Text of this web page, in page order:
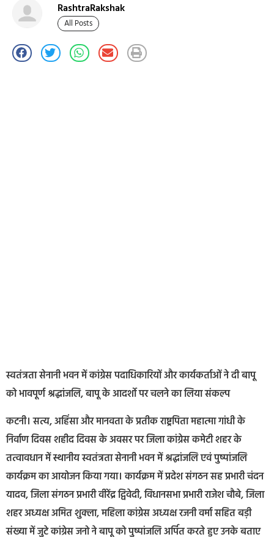
RashtraRakshak
All Posts
स्वतंत्रता सेनानी भवन में कांग्रेस पदाधिकारियों और कार्यकर्ताओं ने दी बापू
को भावपूर्ण श्रद्धांजलि, बापू के आदर्शो पर चलने का लिया संकल्प
कटनी। सत्य, अहिंसा और मानवता के प्रतीक राष्ट्रपिता महात्मा गांधी के
निर्वाण दिवस शहीद दिवस के अवसर पर जिला कांग्रेस कमेटी शहर के
तत्वावधान में स्थानीय स्वतंत्रता सेनानी भवन में श्रद्धांजलि एवं पुष्पांजलि
कार्यक्रम का आयोजन किया गया। कार्यक्रम में प्रदेश संगठन सह प्रभारी चंदन
यादव, जिला संगठन प्रभारी वीरेंद्र द्विवेदी, विधानसभा प्रभारी राजेश चौबे, जिला
शहर अध्यक्ष अमित शुक्ला, महिला कांग्रेस अध्यक्ष रजनी वर्मा सहित बड़ी
संख्या में जुटे कांग्रेस जनो ने बापू को पुष्पांजलि अर्पित करते हुए उनके बताए